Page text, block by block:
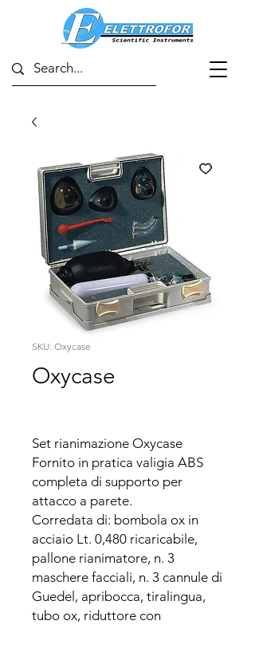
SKU: Oxycase
Oxycase
Set rianimazione Oxycase
Fornito in pratica valigia ABS
completa di supporto per
attacco a parete.
Corredata di: bombola ox in
acciaio Lt. 0,480 ricaricabile,
pallone rianimatore, n. 3
maschere facciali, n. 3 cannule di
Guedel, apribocca, tiralingua,
tubo ox, riduttore con